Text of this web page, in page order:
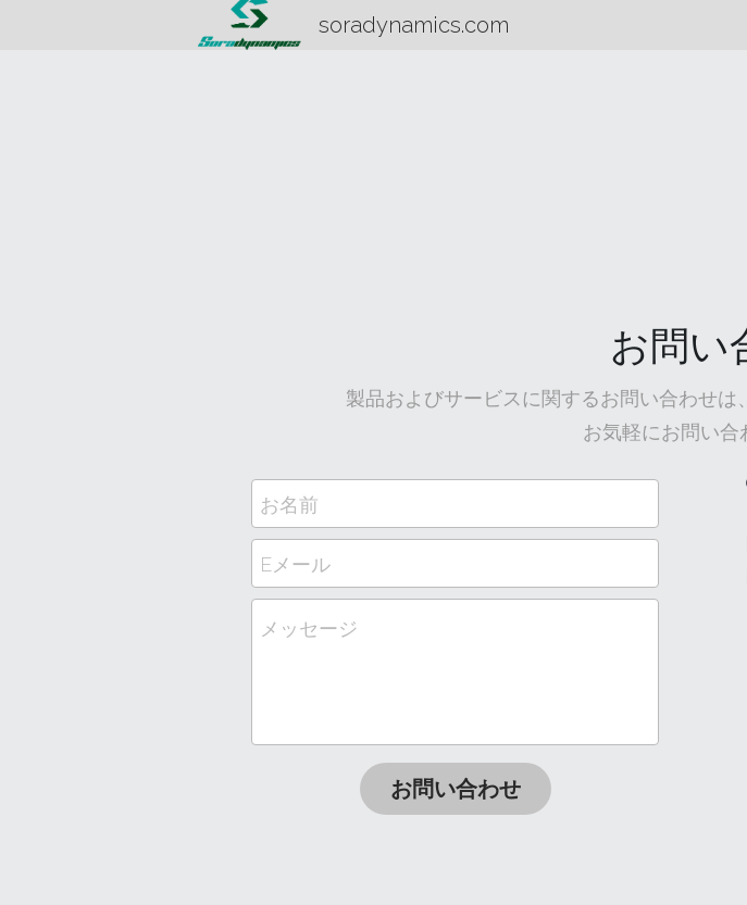
soradynamics.com
お問い
製品およびサービスに関するお問い合わせ
お気軽にお問い合
お名前
Eメール
メッセージ
お問い合わせ